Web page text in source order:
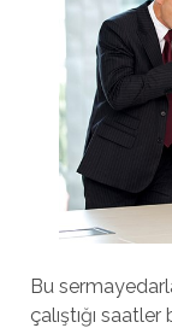
Bu
çalıştığı